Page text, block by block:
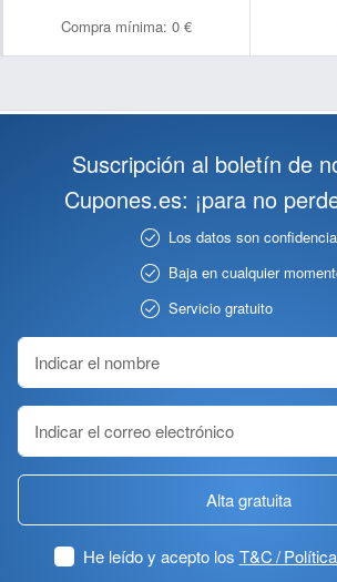
Compra mínima: 0 €
Suscripción al boletín de
Cupones.es: ¡para no
Los datos son
Baja en cualquier
Servicio gratuito
Alta gratuita
He leído y acepto los T&C /